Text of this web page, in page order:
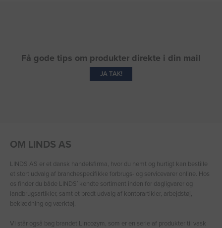
Få gode tips om produkter direkte i din mail
JA TAK!
OM LINDS AS
LINDS AS er et dansk handelsfirma, hvor du nemt og hurtigt kan bestille
et stort udvalg af branchespecifikke forbrugs- og servicevarer online. Hos
os finder du både LINDS′ kendte sortiment inden for dagligvarer og
landbrugsartikler, samt et bredt udvalg af kontorartikler, arbejdstøj,
beklædning og værktøj.
Vi står også bag brandet Lincozym, som er en serie af produkter til vask